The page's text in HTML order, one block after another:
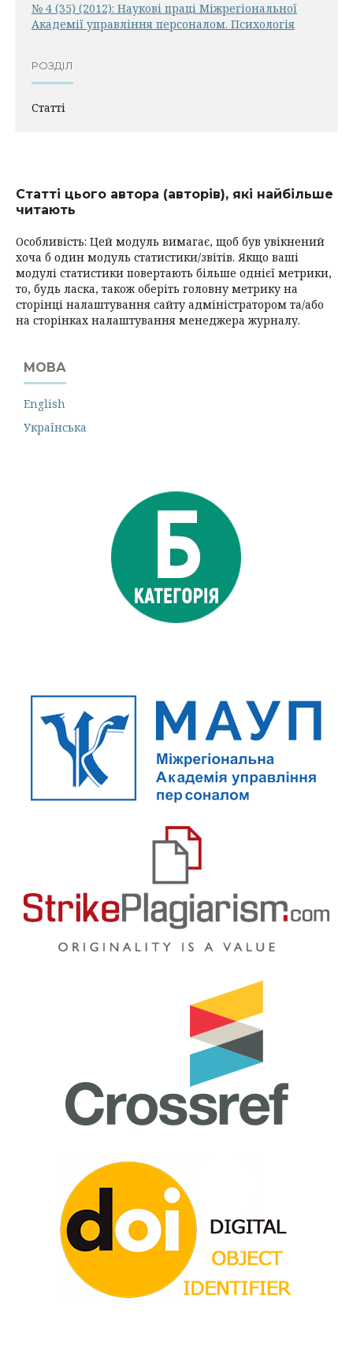
№ 4 (35) (2012): Наукові праці Міжрегіональної
Академії управління персоналом. Психологія
РОЗДІЛ
Статті
Статті цього автора (авторів), які найбільше
читають
Особливість: Цей модуль вимагає, щоб був увікнений
хоча б один модуль статистики/звітів. Якщо ваші
модулі статистики повертають більше однієї метрики,
то, будь ласка, також оберіть головну метрику на
сторінці налаштування сайту адміністратором та/або
на сторінках налаштування менеджера журналу.
МОВА
English
Українська